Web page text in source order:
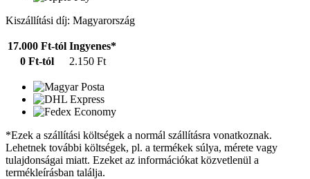
Kiszállítási díj: Magyarország
17.000 Ft-tól Ingyenes*
0 Ft-tól
2.150 Ft
*Ezek a szállítási költségek a normál szállításra vonatkoznak.
Lehetnek további költségek, pl. a termékek súlya, mérete vagy
tulajdonságai miatt. Ezeket az információkat közvetlenül a
termékleírásban találja.